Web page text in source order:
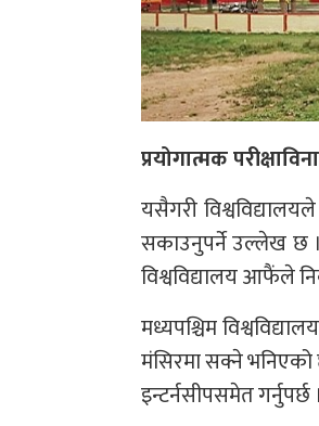
प्रयोगात्मक
यसैगरी
सकाउनुपर्ने उल्लेख छ
विश्वविद्यालय आफैंले
मध्यपश्चिम
मंसिरमा सक्ने भनिएको
इन्टर्नसीपसमेत